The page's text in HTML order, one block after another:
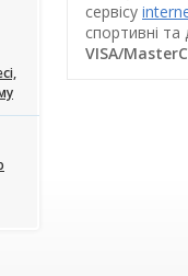
сервісу
спортивні
VISA/